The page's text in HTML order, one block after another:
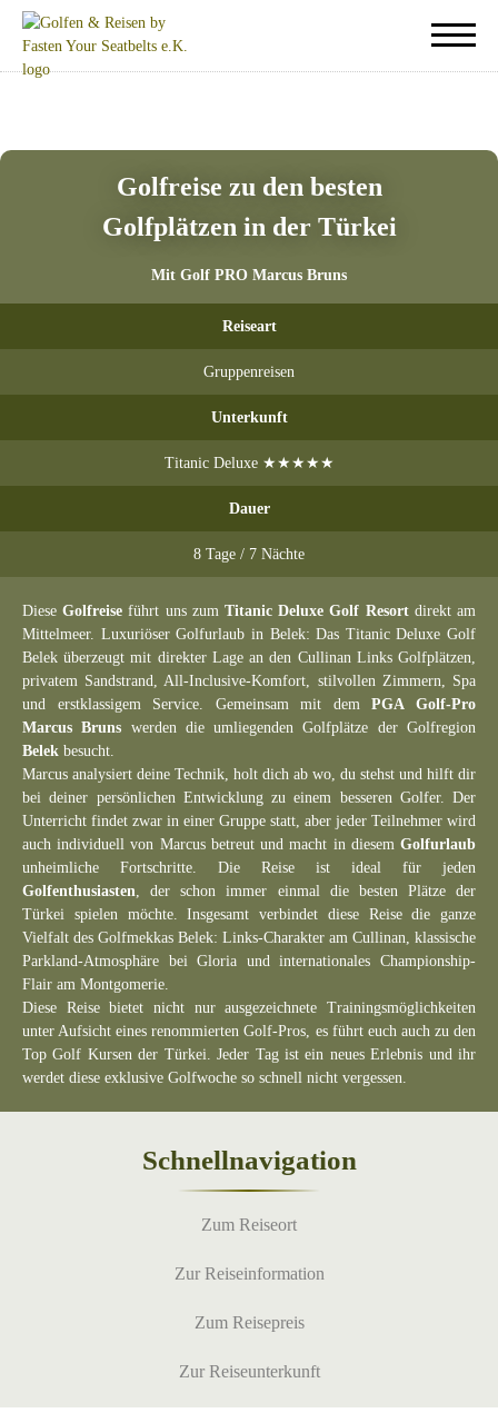
Golfreise zu den besten
Golfplätzen in der Türkei
Mit Golf PRO Marcus Bruns
Reiseart
Gruppenreisen
Unterkunft
Titanic Deluxe ★★★★★
Dauer
8 Tage / 7 Nächte
DieseGolfreise führt uns zumTitanic Deluxe Golf Resortdirekt am
Mittelmeer. Luxuriöser Golfurlaub in Belek: Das Titanic Deluxe Golf
Belek überzeugt mit direkter Lage an den Cullinan Links Golfplätzen,
privatem Sandstrand, All-Inclusive-Komfort, stilvollen Zimmern, Spa
und erstklassigem Service. Gemeinsam mit demPGA Golf-Pro
Marcus Bruns werden die umliegenden Golfplätze der Golfregion
Belek besucht.
Marcus analysiert deine Technik, holt dich ab wo, du stehst und hilft dir
bei deiner persönlichen Entwicklung zu einem besseren Golfer. Der
Unterricht findet zwar in einer Gruppe statt, aber jeder Teilnehmer wird
auch individuell von Marcus betreut und macht in diesem Golfurlaub
unheimliche Fortschritte. Die Reise ist ideal für jeden
Golfenthusiasten, der schon immer einmal die besten Plätze der
Türkei spielen möchte. Insgesamt verbindet diese Reise die ganze
Vielfalt des Golfmekkas Belek: Links-Charakter am Cullinan, klassische
Parkland-Atmosphäre bei Gloria und internationales Championship-
Flair am Montgomerie.
Diese Reise bietet nicht nur ausgezeichnete Trainingsmöglichkeiten
unter Aufsicht eines renommierten Golf-Pros, es führt euch auch zu den
Top Golf Kursen der Türkei. Jeder Tag ist ein neues Erlebnis und ihr
werdet diese exklusive Golfwoche so schnell nicht vergessen.
Schnellnavigation
Zum Reiseort
Zur Reiseinformation
Zum Reisepreis
Zur Reiseunterkunft